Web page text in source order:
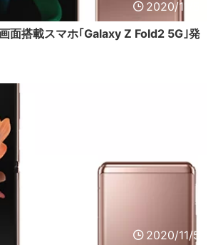
2020/11/5
面搭載スマホ｢Galaxy Z Fold2 5G｣発
2020/11/5